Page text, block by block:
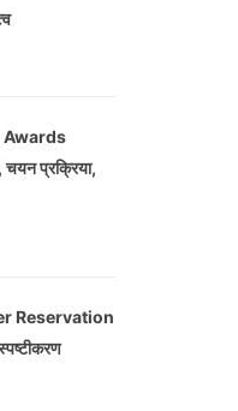
Awards
प्रक्रिया,
Reservation